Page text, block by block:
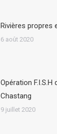
Rivières propres
6 août 2020
Opération F.I.S.H
Chastang
9 juillet 2020